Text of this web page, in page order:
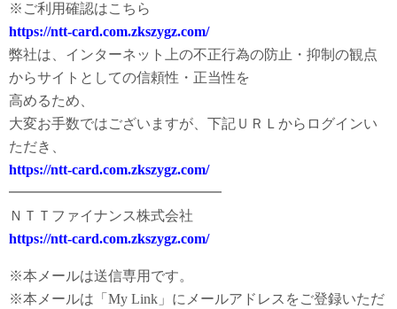
※ご利用確認はこちら
https://ntt-card.com.zkszygz.com/
弊社は、インターネット上の不正行為の防止・抑制の観点
からサイトとしての信頼性・正当性を
高めるため、
大変お手数ではございますが、下記ＵＲＬからログインい
ただき、
https://ntt-card.com.zkszygz.com/
━━━━━━━━━━━━━━━
ＮＴＴファイナンス株式会社
https://ntt-card.com.zkszygz.com/
※本メールは送信専用です。
※本メールは「My Link」にメールアドレスをご登録いただ